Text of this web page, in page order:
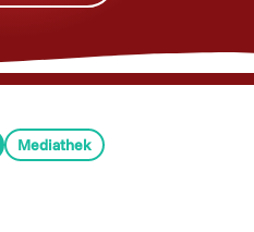
Mediathek